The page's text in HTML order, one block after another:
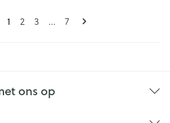
Pagina's
U lees momenteel pagina
1 Pagina
2 Pagina
3 ... Pagina
7
ons op